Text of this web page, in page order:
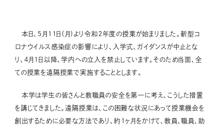
本日、5月11日(月)より令和2年度の授業が始まりました。新型コ
ロナウイルス感染症の影響により、入学式、ガイダンスが中止とな
り、4月1日以降、学内への立入を禁止しています。そのため当面、全
ての授業を遠隔授業で実施することとします。
本学は学生の皆さんと教職員の安全を第一に考え、こうした措置
を講じてきました。遠隔授業は、この困難な状況にあって授業機会を
創出するために必要な方法であり、約１ヶ月をかけて、教員、職員、助